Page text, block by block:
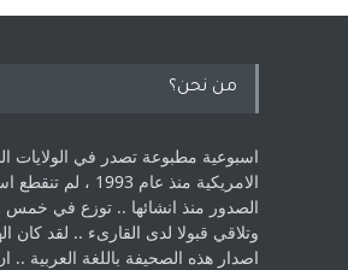
من نحن؟
اسبوعية مطبوعة تصدر في الولايات
الامريكية منذ عام
الصدور منذ انشائها .. توزع في خمس
‏وتلاقي قبولا لدى القارىء ..‏ لقد كان
اصدار هذه الصحيفة باللغة العربية ..